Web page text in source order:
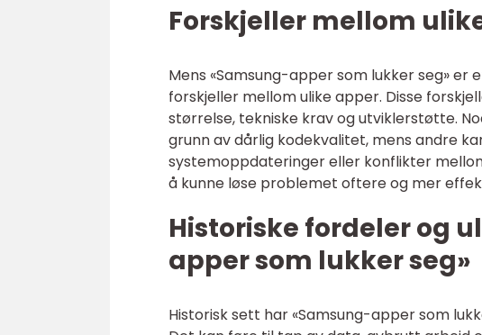
Forskjeller mellom
Mens «Samsung-apper som lukker seg»
forskjeller mellom ulike apper. Disse
størrelse, tekniske krav og utviklerstøtte.
grunn av dårlig kodekvalitet, mens andre
systemoppdateringer eller konflikter
å kunne løse problemet oftere og mer
Historiske fordeler og
apper som lukker seg»
Historisk sett har «Samsung-apper som